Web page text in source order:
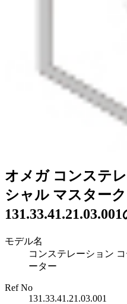
オメガ コンステ
シャル マスター
モデル名
コンステレーション
ーター
Ref No
131.33.41.21.03.001